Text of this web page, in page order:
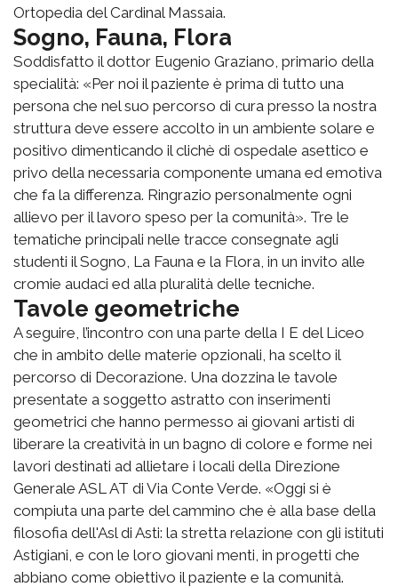
Ortopedia del Cardinal Massaia.
Sogno, Fauna, Flora
Soddisfatto il dottor Eugenio Graziano, primario della
specialità: «Per noi il paziente è prima di tutto una
persona che nel suo percorso di cura presso la nostra
struttura deve essere accolto in un ambiente solare e
positivo dimenticando il clichè di ospedale asettico e
privo della necessaria componente umana ed emotiva
che fa la differenza. Ringrazio personalmente ogni
allievo per il lavoro speso per la comunità». Tre le
tematiche principali nelle tracce consegnate agli
studenti il Sogno, La Fauna e la Flora, in un invito alle
cromie audaci ed alla pluralità delle tecniche.
Tavole geometriche
A seguire, l’incontro con una parte della I E del Liceo
che in ambito delle materie opzionali, ha scelto il
percorso di Decorazione. Una dozzina le tavole
presentate a soggetto astratto con inserimenti
geometrici che hanno permesso ai giovani artisti di
liberare la creatività in un bagno di colore e forme nei
lavori destinati ad allietare i locali della Direzione
Generale ASL AT di Via Conte Verde. «Oggi si è
compiuta una parte del cammino che è alla base della
filosofia dell'Asl di Asti: la stretta relazione con gli istituti
Astigiani, e con le loro giovani menti, in progetti che
abbiano come obiettivo il paziente e la comunità.